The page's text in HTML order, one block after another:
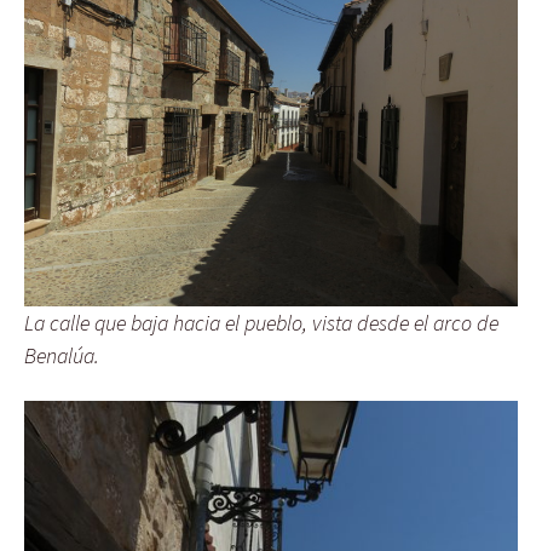
La calle que baja hacia el pueblo, vista desde el arco de
Benalúa.